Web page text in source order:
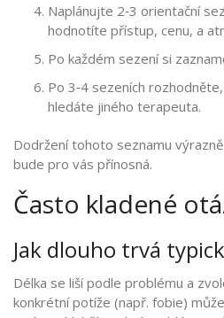
Naplánujte 2‑3 orientační
hodnotíte přístup, cenu, a
Po každém sezení si
Po 3‑4 sezeních
hledáte jiného terapeuta.
Dodržení tohoto seznamu
bude pro vás přínosná.
Často kladené
Jak dlouho trvá
Délka se liší podle problému a
konkrétní potíže (např. fobie)